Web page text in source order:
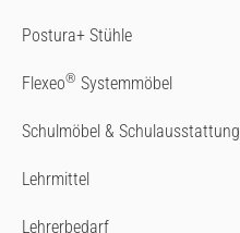
Postura+ Stühle
Flexeo® Systemmöbel
Schulmöbel & Schulausstattung
Lehrmittel
Lehrerbedarf